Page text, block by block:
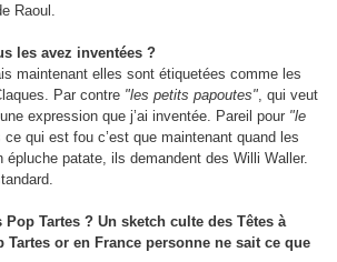
Raoul.
les avez inventées ?
maintenant elles sont étiquetées comme les
Par contre "les petits papoutes", qui veut
expression que j’ai inventée. Pareil pour "le
ce qui est fou c’est que maintenant quand les
épluche patate, ils demandent des Willi Waller.
Tartes ? Un sketch culte des Têtes à
Tartes or en France personne ne sait ce que